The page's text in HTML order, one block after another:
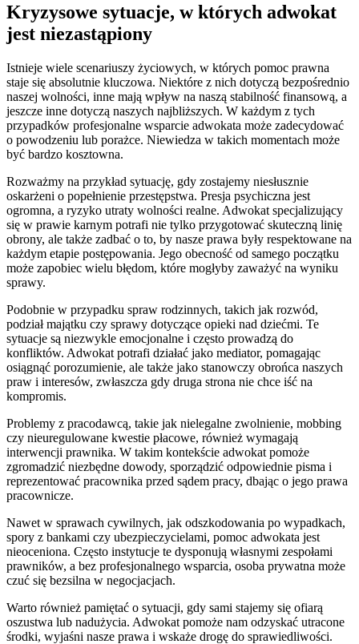
Kryzysowe sytuacje, w których adwokat
jest niezastąpiony
Istnieje wiele scenariuszy życiowych, w których pomoc prawna
staje się absolutnie kluczowa. Niektóre z nich dotyczą bezpośrednio
naszej wolności, inne mają wpływ na naszą stabilność finansową, a
jeszcze inne dotyczą naszych najbliższych. W każdym z tych
przypadków profesjonalne wsparcie adwokata może zadecydować
o powodzeniu lub porażce. Niewiedza w takich momentach może
być bardzo kosztowna.
Rozważmy na przykład sytuację, gdy zostajemy niesłusznie
oskarżeni o popełnienie przestępstwa. Presja psychiczna jest
ogromna, a ryzyko utraty wolności realne. Adwokat specjalizujący
się w prawie karnym potrafi nie tylko przygotować skuteczną linię
obrony, ale także zadbać o to, by nasze prawa były respektowane na
każdym etapie postępowania. Jego obecność od samego początku
może zapobiec wielu błędom, które mogłyby zaważyć na wyniku
sprawy.
Podobnie w przypadku spraw rodzinnych, takich jak rozwód,
podział majątku czy sprawy dotyczące opieki nad dziećmi. Te
sytuacje są niezwykle emocjonalne i często prowadzą do
konfliktów. Adwokat potrafi działać jako mediator, pomagając
osiągnąć porozumienie, ale także jako stanowczy obrońca naszych
praw i interesów, zwłaszcza gdy druga strona nie chce iść na
kompromis.
Problemy z pracodawcą, takie jak nielegalne zwolnienie, mobbing
czy nieuregulowane kwestie płacowe, również wymagają
interwencji prawnika. W takim kontekście adwokat pomoże
zgromadzić niezbędne dowody, sporządzić odpowiednie pisma i
reprezentować pracownika przed sądem pracy, dbając o jego prawa
pracownicze.
Nawet w sprawach cywilnych, jak odszkodowania po wypadkach,
spory z bankami czy ubezpieczycielami, pomoc adwokata jest
nieoceniona. Często instytucje te dysponują własnymi zespołami
prawników, a bez profesjonalnego wsparcia, osoba prywatna może
czuć się bezsilna w negocjacjach.
Warto również pamiętać o sytuacji, gdy sami stajemy się ofiarą
oszustwa lub nadużycia. Adwokat pomoże nam odzyskać utracone
środki, wyjaśni nasze prawa i wskaże drogę do sprawiedliwości.